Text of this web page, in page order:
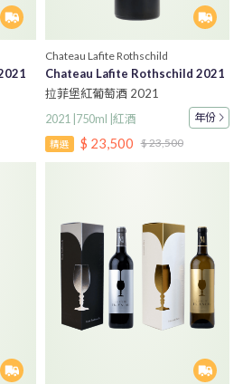
Chateau Lafite Rothschild
Chateau Lafite Rothschild 2021
拉菲堡紅葡萄酒 2021
2021 |750ml |紅酒
年份
精選 $ 23,500 $ 23,500